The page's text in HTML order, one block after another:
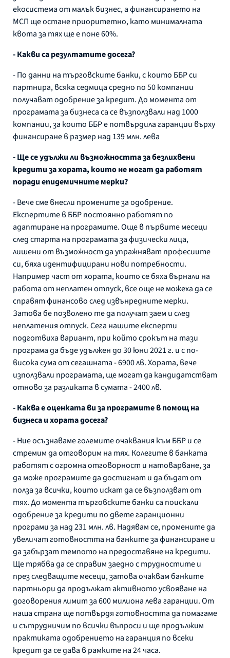
екосистема от малък бизнес, а финансирането на
МСП ще остане приоритетно, като минималната
квота за тях ще е поне 60%.
- Какви са резултатите досега?
- По данни на търговските банки, с които ББР си
партнира, всяка седмица средно по 50 компании
получават одобрение за кредит. До момента от
програмата за бизнеса са се възползвали над 1000
компании, за които ББР е потвърдила гаранции върху
финансиране в размер над 139 млн. лева
- Ще се удължи ли възможността за безлихвени
кредити за хората, които не могат да работят
поради епидемичните мерки?
- Вече сме внесли промените за одобрение.
Експертите в ББР постоянно работят по
адаптиране на програмите. Още в първите месеци
след старта на програмата за физически лица,
лишени от възможност да упражняват професиите
си, бяха идентифицирани нови потребности.
Например част от хората, които се бяха върнали на
работа от неплатен отпуск, все още не можеха да се
справят финансово след извънредните мерки.
Затова бе позволено те да получат заем и след
неплатения отпуск. Сега нашите експерти
подготвиха вариант, при който срокът на тази
програма да бъде удължен до 30 юни 2021 г. и с по-
висока сума от сегашната - 6900 лв. Хората, вече
използвали програмата, ще могат да кандидатстват
отново за разликата в сумата - 2400 лв.
- Каква е оценката ви за програмите в помощ на
бизнеса и хората досега?
- Ние осъзнаваме големите очаквания към ББР и се
стремим да отговорим на тях. Колегите в банката
работят с огромна отговорност и натоварване, за
да може програмите да достигнат и да бъдат от
полза за всички, които искат да се възползват от
тях. До момента търговските банки са поискали
одобрение за кредити по двете гаранционни
програми за над 231 млн. лв. Надявам се, промените да
увеличат готовността на банките за финансиране и
да забързат темпото на предоставяне на кредити.
Ще трябва да се справим заедно с трудностите и
през следващите месеци, затова очаквам банките
партньори да продължат активното усвояване на
договорения лимит за 600 милиона лева гаранции. От
наша страна ще потвърдя готовността да помагаме
и сътрудничим по всички въпроси и ще продължим
практиката одобрението на гаранция по всеки
кредит да се дава в рамките на 24 часа.